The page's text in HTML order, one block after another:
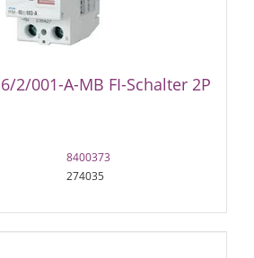
2/001-A-MB FI-Schalter 2P
8400373
274035